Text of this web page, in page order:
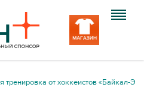
тренировка от хоккеистов «Байкал-